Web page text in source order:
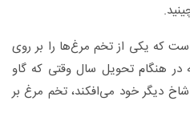
که یکی از تخم مرغ‌ها را بر روی
در هنگام تحویل سال وقتی که گاو
دیگر خود می‌افکند، تخم مرغ بر